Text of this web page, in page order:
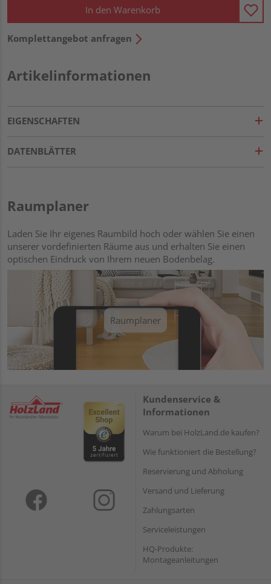
In den Warenkorb
Komplettangebot anfragen
Artikelinformationen
EIGENSCHAFTEN
DATENBLÄTTER
Raumplaner
Laden Sie Ihr eigenes Raumbild hoch oder wählen Sie einen
unserer vordefinierten Räume aus und erhalten Sie einen
optischen Eindruck von Ihrem neuen Bodenbelag.
Raumplaner
Kundenservice &
Informationen
Warum bei HolzLand.de kaufen?
Wie funktioniert die Bestellung?
Reservierung und Abholung
Versand und Lieferung
Zahlungsarten
Serviceleistungen
HQ-Produkte:
Montageanleitungen